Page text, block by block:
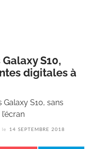
S10,
digitales à
S10, sans
le
14 SEPTEMBRE 2018